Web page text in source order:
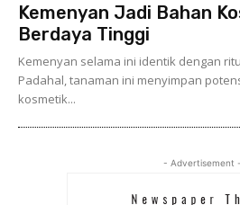
Kemenyan Jadi Bahan
Berdaya Tinggi
Kemenyan selama ini identik dengan
Padahal, tanaman ini menyimpan
kosmetik...
- Advertisement -